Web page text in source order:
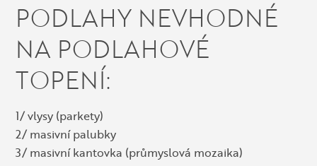
PODLAHY NEVHODNÉ
NA PODLAHOVÉ
TOPENÍ:
1/ vlysy (parkety)
2/ masivní palubky
3/ masivní kantovka (průmyslová mozaika)